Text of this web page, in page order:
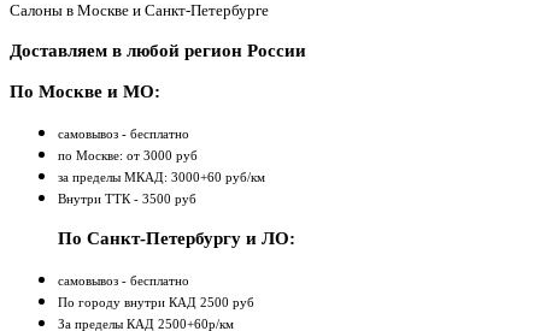
Салоны в Москве и Санкт-Петербурге
Доставляем в любой регион России
По Москве и МО:
самовывоз - бесплатно
по Москве: от 3000 руб
за пределы МКАД: 3000+60 руб/км
Внутри ТТК - 3500 руб
По Санкт-Петербургу и ЛО:
самовывоз - бесплатно
По городу внутри КАД 2500 руб
За пределы КАД 2500+60р/км